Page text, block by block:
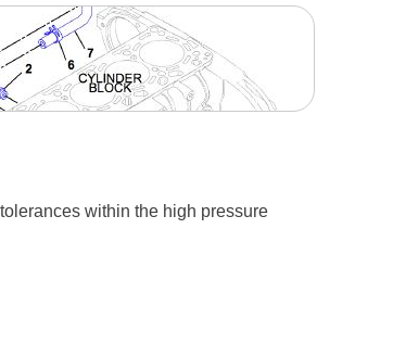
within the high pressure